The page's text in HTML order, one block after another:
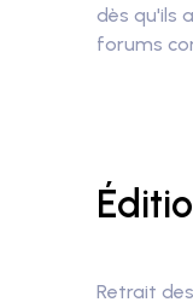
dès qu'ils
forums
Retrait